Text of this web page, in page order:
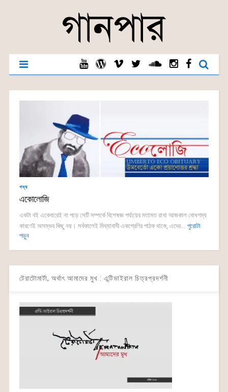
গদ্য
একোলোজি
একটা বই একেবারেই না পড়ে সেটি সম্পর্কে বিশেষজ্ঞ পর্যায়ের মতামত রাখা আজকাল বোধগম্য
কারণেই অসম্ভব কিছু নয়। সর্বকালেই মিথ্যাবাদী একশ্রেণির পাঠক থাকে, এদের... পুরোটা
পড়ুন
টেরাটোমার্টা, অর্থাৎ আমাদের মুখ : এন্টিভাইরাল চিত্রপ্রদর্শনী